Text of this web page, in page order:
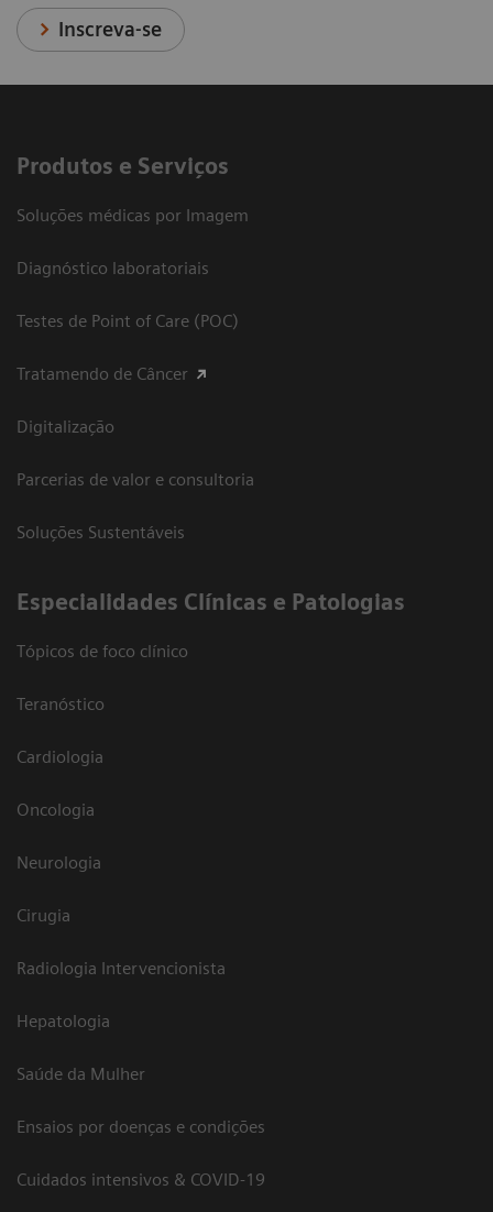
Inscreva-se
Produtos e Serviços
Soluções médicas por Imagem
Diagnóstico laboratoriais
Testes de Point of Care (POC)
Tratamendo de Câncer
Digitalização
Parcerias de valor e consultoria
Soluções Sustentáveis
​Especialidades Clínicas e Patologias
Tópicos de foco clínico
Teranóstico
Cardiologia
Oncologia
Neurologia
Cirugia
Radiologia Intervencionista
Hepatologia
Saúde da Mulher
Ensaios por doenças e condições
Cuidados intensivos & COVID-19